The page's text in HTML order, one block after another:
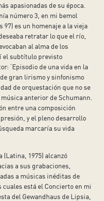
apasionadas de su época.
número 3, en mi bemol
97) es un homenaje a la vieja
retratar lo que el río,
al alma de los
el subtítulo previsto
‘Episodio de una vida en la
gran lirismo y sinfonismo
de orquestación que no se
anterior de Schumann.
entre una composición
y el pleno desarrollo
marcaría su vida
(Latina, 1975) alcanzó
a sus grabaciones,
a músicas inéditas de
está el Concierto en mi
del Gewandhaus de Lipsia,